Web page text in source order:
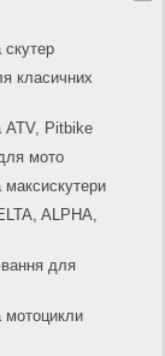
скутер
класичних
ATV, Pitbike
мото
ALPHA,
для
мотоцикли